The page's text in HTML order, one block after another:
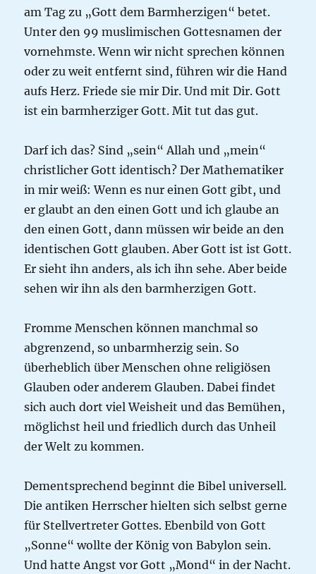
am Tag zu „Gott dem Barmherzigen“ betet.
Unter den 99 muslimischen Gottesnamen der
vornehmste. Wenn wir nicht sprechen können
oder zu weit entfernt sind, führen wir die Hand
aufs Herz. Friede sie mir Dir. Und mit Dir. Gott
ist ein barmherziger Gott. Mit tut das gut.
Darf ich das? Sind „sein“ Allah und „mein“
christlicher Gott identisch? Der Mathematiker
in mir weiß: Wenn es nur einen Gott gibt, und
er glaubt an den einen Gott und ich glaube an
den einen Gott, dann müssen wir beide an den
identischen Gott glauben. Aber Gott ist ist Gott.
Er sieht ihn anders, als ich ihn sehe. Aber beide
sehen wir ihn als den barmherzigen Gott.
Fromme Menschen können manchmal so
abgrenzend, so unbarmherzig sein. So
überheblich über Menschen ohne religiösen
Glauben oder anderem Glauben. Dabei findet
sich auch dort viel Weisheit und das Bemühen,
möglichst heil und friedlich durch das Unheil
der Welt zu kommen.
Dementsprechend beginnt die Bibel universell.
Die antiken Herrscher hielten sich selbst gerne
für Stellvertreter Gottes. Ebenbild von Gott
„Sonne“ wollte der König von Babylon sein.
Und hatte Angst vor Gott „Mond“ in der Nacht.